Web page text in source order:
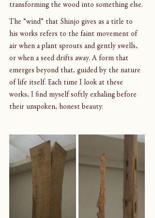
transforming the wood into something else.
The “wind” that Shinjo gives as a title to
his works refers to the faint movement of
air when a plant sprouts and gently swells,
or when a seed drifts away. A form that
emerges beyond that, guided by the nature
of life itself. Each time I look at these
works, I find myself softly exhaling before
their unspoken, honest beauty.